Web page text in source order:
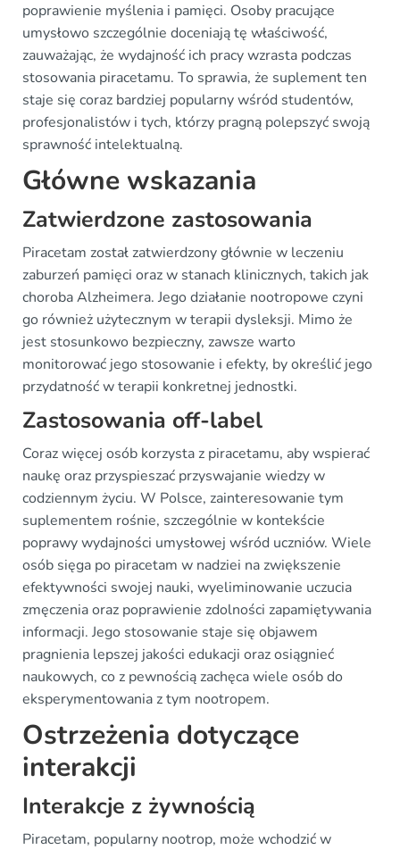
poprawienie myślenia i pamięci. Osoby pracujące
umysłowo szczególnie doceniają tę właściwość,
zauważając, że wydajność ich pracy wzrasta podczas
stosowania piracetamu. To sprawia, że suplement ten
staje się coraz bardziej popularny wśród studentów,
profesjonalistów i tych, którzy pragną polepszyć swoją
sprawność intelektualną.
Główne wskazania
Zatwierdzone zastosowania
Piracetam został zatwierdzony głównie w leczeniu
zaburzeń pamięci oraz w stanach klinicznych, takich jak
choroba Alzheimera. Jego działanie nootropowe czyni
go również użytecznym w terapii dysleksji. Mimo że
jest stosunkowo bezpieczny, zawsze warto
monitorować jego stosowanie i efekty, by określić jego
przydatność w terapii konkretnej jednostki.
Zastosowania off-label
Coraz więcej osób korzysta z piracetamu, aby wspierać
naukę oraz przyspieszać przyswajanie wiedzy w
codziennym życiu. W Polsce, zainteresowanie tym
suplementem rośnie, szczególnie w kontekście
poprawy wydajności umysłowej wśród uczniów. Wiele
osób sięga po piracetam w nadziei na zwiększenie
efektywności swojej nauki, wyeliminowanie uczucia
zmęczenia oraz poprawienie zdolności zapamiętywania
informacji. Jego stosowanie staje się objawem
pragnienia lepszej jakości edukacji oraz osiągnieć
naukowych, co z pewnością zachęca wiele osób do
eksperymentowania z tym nootropem.
Ostrzeżenia dotyczące
interakcji
Interakcje z żywnością
Piracetam, popularny nootrop, może wchodzić w